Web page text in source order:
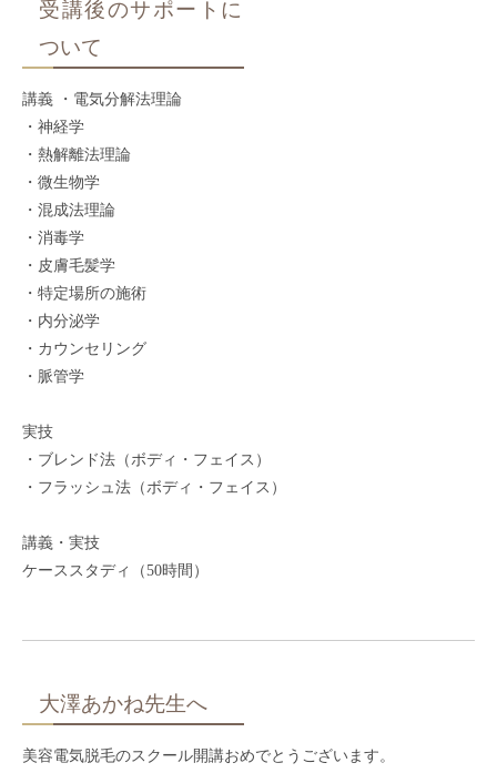
受講後のサポートに
ついて
講義 ・電気分解法理論
・神経学
・熱解離法理論
・微生物学
・混成法理論
・消毒学
・皮膚毛髪学
・特定場所の施術
・内分泌学
・カウンセリング
・脈管学
実技
・ブレンド法（ボディ・フェイス）
・フラッシュ法（ボディ・フェイス）
講義・実技
ケーススタディ（50時間）
大澤あかね先生へ
美容電気脱毛のスクール開講おめでとうございます。